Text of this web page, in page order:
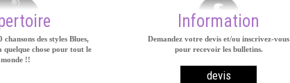
chansons des styles Blues,
quelque chose pour tout le
monde !!
Information
Demandez votre devis et/ou inscrivez-vous
pour recevoir les bulletins.
devis